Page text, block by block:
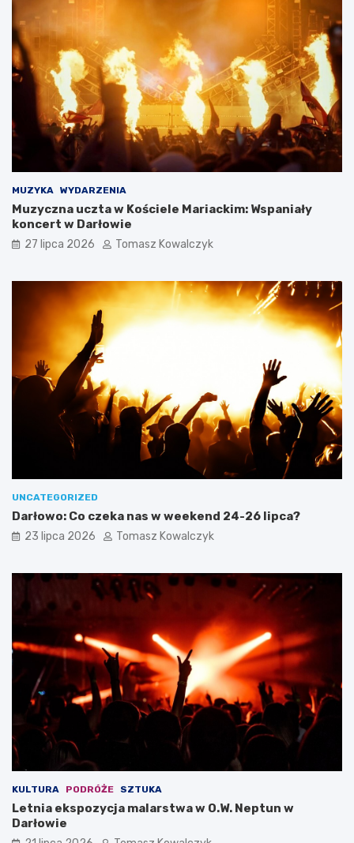
MUZYKA WYDARZENIA
Muzyczna uczta w Kościele Mariackim: Wspaniały
koncert w Darłowie
27 lipca 2026 Tomasz Kowalczyk
UNCATEGORIZED
Darłowo: Co czeka nas w weekend 24-26 lipca?
23 lipca 2026 Tomasz Kowalczyk
KULTURA PODRÓŻE SZTUKA
Letnia ekspozycja malarstwa w O.W. Neptun w
Darłowie